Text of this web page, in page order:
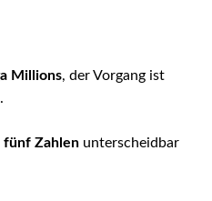
Millions, der Vorgang ist
fünf Zahlen unterscheidbar